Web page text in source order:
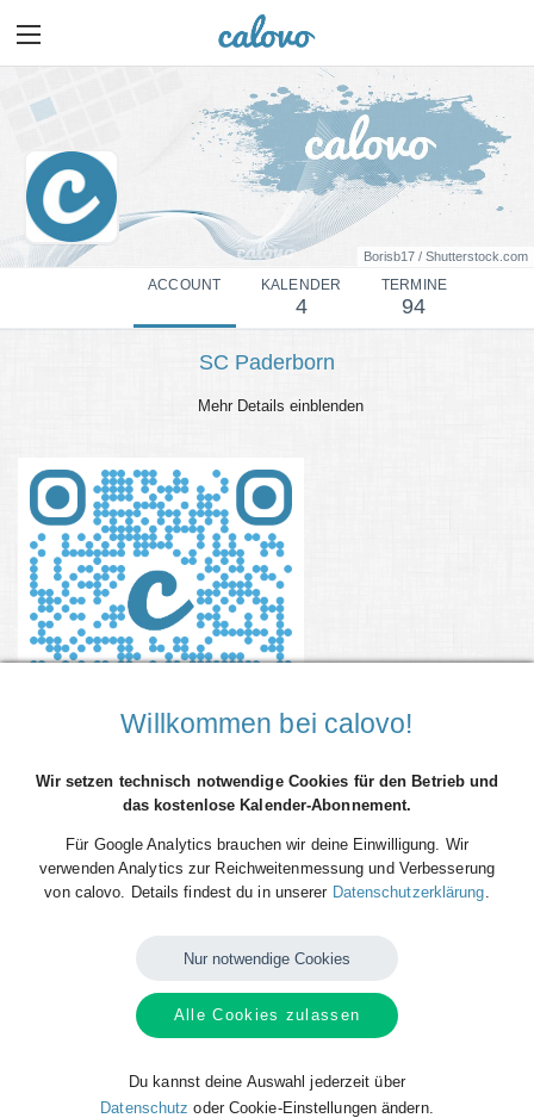
Borisb17 / Shutterstock.com
ACCOUNT KALENDER
4
TERMINE
94
SC Paderborn
Mehr Details einblenden
Alle Spiele des SC Paderborn im iCal-Format zum kostenlosen
VerfügbareKalendervonSC Paderborn
Willkommen bei calovo!
Wir setzen technisch notwendige Cookies für den Betrieb und
das kostenlose Kalender-Abonnement.
Für Google Analytics brauchen wir deine Einwilligung. Wir
verwenden Analytics zur Reichweitenmessung und Verbesserung
von calovo. Details findest du in unserer Datenschutzerklärung.
Nur notwendige Cookies
Alle Cookies zulassen
Du kannst deine Auswahl jederzeit über
Datenschutz oder Cookie-Einstellungen ändern.